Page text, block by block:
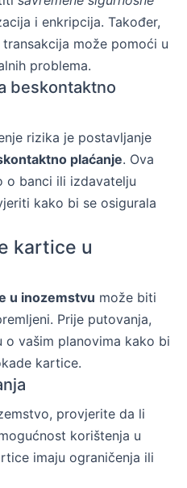
i enkripcija. Također,
može pomoći u
problema.
beskontaktno
rizika je postavljanje
plaćanje. Ova
o banci ili izdavatelju
kako bi se osigurala
kartice u
u inozemstvu može biti
Prije putovanja,
vašim planovima kako bi
kartice.
provjerite da li
korištenja u
imaju ograničenja ili